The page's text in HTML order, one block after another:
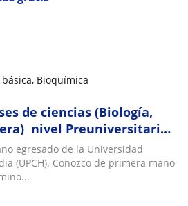
Bioquímica
de ciencias (Biología,
nivel Preuniversitario
egresado de la Universidad
(UPCH). Conozco de primera mano